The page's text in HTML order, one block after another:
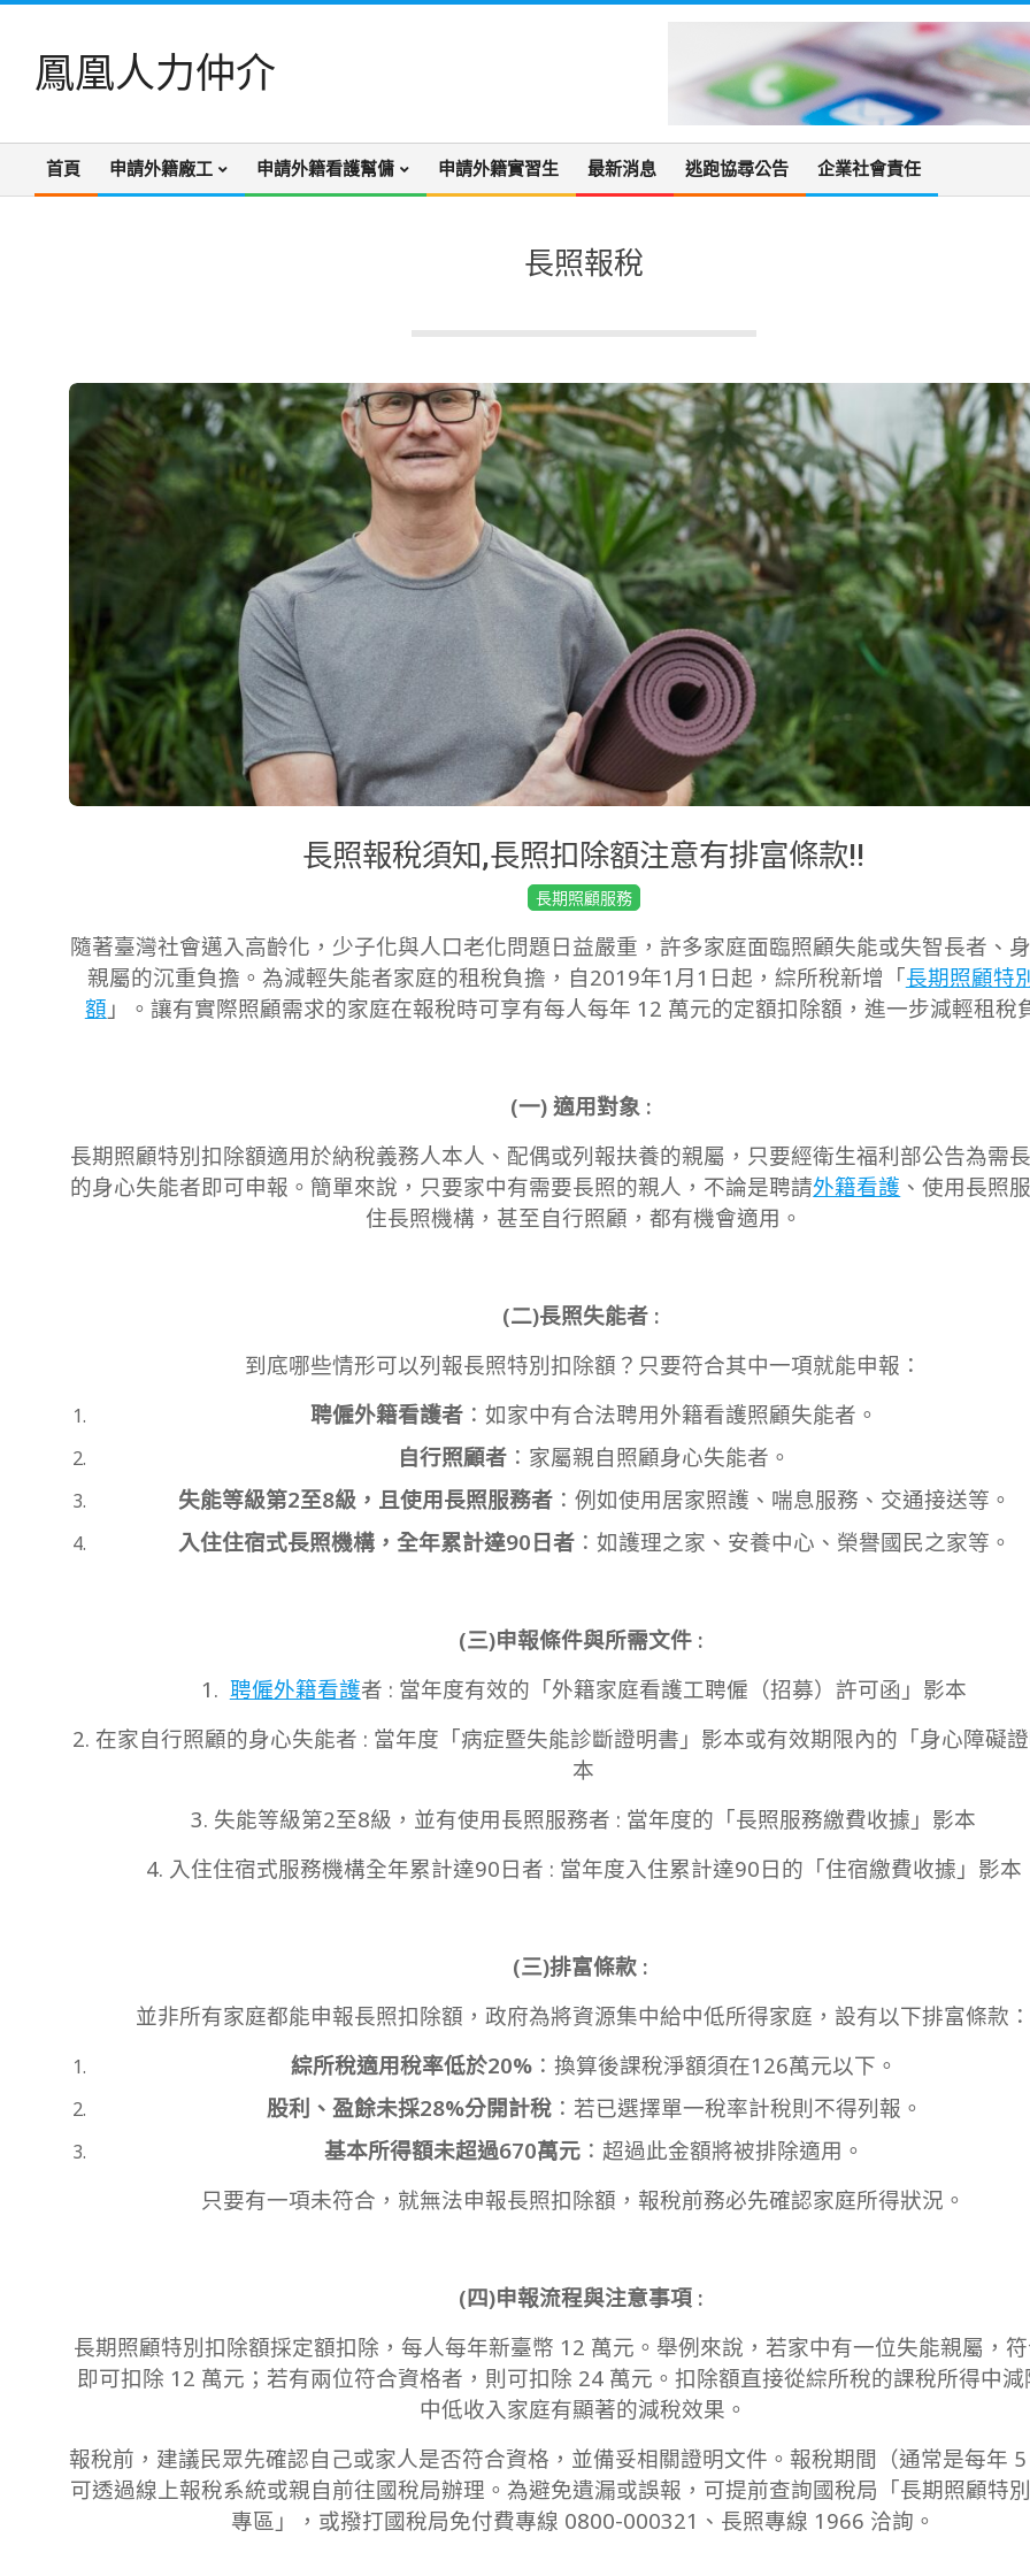
content鳳凰人力仲介
Primary
首頁 申請外籍廠工 申請外籍看護幫傭 申請外籍實習生 最新消息 逃跑協尋公告 企業社會責任
長照報稅
長照報稅須知,長照扣除額注意有排富條款!!
05
長期照顧服務
隨著臺灣社會邁入高齡化，少子化與人口老化問題日益嚴重，許多家庭面臨照顧失能或失智長者、
親屬的沉重負擔。為減輕失能者家庭的租稅負擔，自2019年1月1日起，綜所稅新增「長期照顧特
額 」。 讓有實際照顧需求的家庭在報稅時可享有每人每年 12 萬元的定額扣除額，進一步減輕租稅
(一) 適用對象 :
長期照顧特別扣除額適用於納稅義務人本人、配偶或列報扶養的親屬，只要經衛生福利部公告為需
的身心失能者即可申報。簡單來說，只要家中有需要長照的親人，不論是聘請外籍看護 、使用長照
住長照機構，甚至自行照顧，都有機會適用。
(二)長照失能者 :
到底哪些情形可以列報長照特別扣除額？只要符合其中一項就能申報：
聘僱外籍看護者 ：如家中有合法聘用外籍看護照顧失能者。
自行照顧者 ：家屬親自照顧身心失能者。
失能等級第2至8級，且使用長照服務者：例如使用居家照護、喘息服務、交通接送等。
入住住宿式長照機構，全年累計達90日者：如護理之家、安養中心、榮譽國民之家等。
(三)申報條件與所需文件 :
1. 聘僱外籍看護者 : 當年度有效的「外籍家庭看護工聘僱（招募）許可函」影本
2. 在家自行照顧的身心失能者 : 當年度「病症暨失能診斷證明書」影本或有效期限內的「身心障礙
本
3. 失能等級第2至8級，並有使用長照服務者 : 當年度的「長照服務繳費收據」影本
4. 入住住宿式服務機構全年累計達90日者 : 當年度入住累計達90日的「住宿繳費收據」影本
(三)排富條款 :
並非所有家庭都能申報長照扣除額，政府為將資源集中給中低所得家庭，設有以下排富條款：
綜所稅適用稅率低於20% ：換算後課稅淨額須在126萬元以下。
股利、盈餘未採28%分開計稅：若已選擇單一稅率計稅則不得列報。
基本所得額未超過670萬元 ：超過此金額將被排除適用。
只要有一項未符合，就無法申報長照扣除額，報稅前務必先確認家庭所得狀況。
(四)申報流程與注意事項 :
長期照顧特別扣除額採定額扣除，每人每年新臺幣 12 萬元。舉例來說，若家中有一位失能親屬，
即可扣除 12 萬元；若有兩位符合資格者，則可扣除 24 萬元。扣除額直接從綜所稅的課稅所得中減
中低收入家庭有顯著的減稅效果。
報稅前，建議民眾先確認自己或家人是否符合資格，並備妥相關證明文件。報稅期間（通常是每年 5
可透過線上報稅系統或親自前往國稅局辦理。為避免遺漏或誤報，可提前查詢國稅局「長期照顧特
專區」，或撥打國稅局免付費專線 0800-000321、長照專線 1966 洽詢。